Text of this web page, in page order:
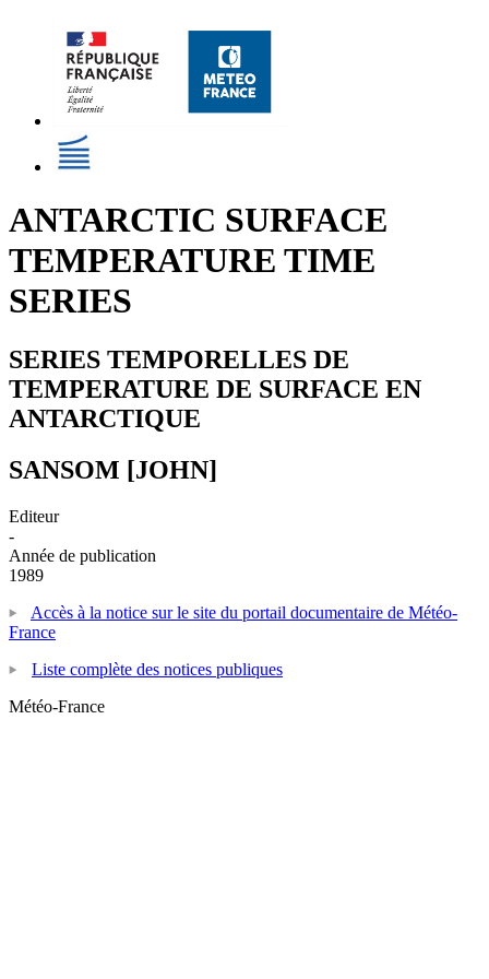
ANTARCTIC SURFACE
TEMPERATURE TIME
SERIES
SERIES TEMPORELLES DE
TEMPERATURE DE SURFACE EN
ANTARCTIQUE
SANSOM [JOHN]
Editeur
-
Année de publication
1989
Accès à la notice sur le site du portail documentaire de Météo-
France
Liste complète des notices publiques
Météo-France